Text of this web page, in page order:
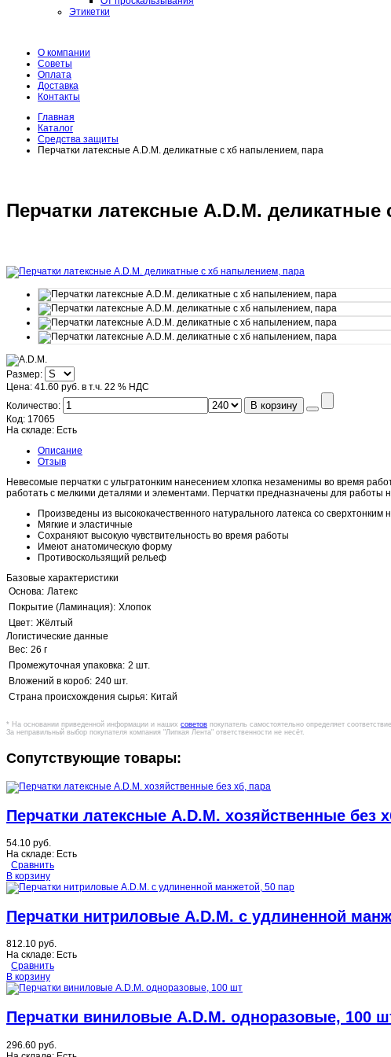
Этикетки
О компании
Советы
Оплата
Доставка
Контакты
Главная
Каталог
Средства защиты
Перчатки латексные A.D.M. деликатные с хб напылением, пара
Перчатки латексные A.D.M.
Размер:
Цена: 41.60 руб. в т.ч. 22 % НДС
Количество:
В корзину
Код: 17065
На складе: Есть
Описание
Отзыв
Невесомые перчатки с ультратонким нанесением хлопка незаменимы во время
работать с мелкими деталями и элементами. Перчатки предназначены для
Произведены из высококачественного натурального латекса со сверхтонким
Мягкие и эластичные
Сохраняют высокую чувствительность во время работы
Имеют анатомическую форму
Противоскользящий рельеф
Базовые характеристики
Основа: Латекс
Покрытие (Ламинация): Хлопок
Цвет: Жёлтый
Логистические данные
Вес: 26 г
Промежуточная упаковка: 2 шт.
Вложений в короб: 240 шт.
Страна происхождения сырья: Китай
* На основании приведенной информации и наших советов покупатель самостоятельно определяет
За неправильный выбор покупателя компания "Липкая Лента" ответственности не несёт.
Сопутствующие товары:
Перчатки латексные A.D.M. хозяйственные без
54.10 руб.
На складе: Есть
Сравнить
В корзину
Перчатки нитриловые A.D.M. с удлиненной
812.10 руб.
На складе: Есть
Сравнить
В корзину
Перчатки виниловые A.D.M. одноразовые, 100
296.60 руб.